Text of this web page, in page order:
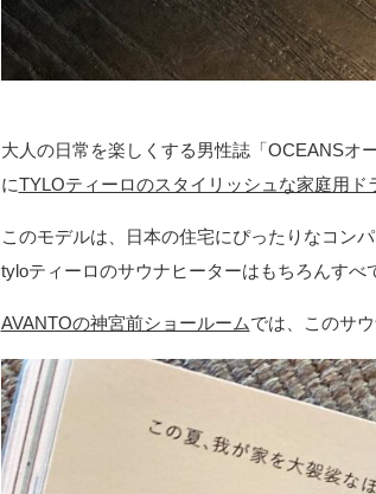
大人の日常を楽しくする男性誌「OCEANSオ
にTYLOティーロのスタイリッシュな家庭用
このモデルは、日本の住宅にぴったりなコンパ
tyloティーロのサウナヒーターはもちろんすべ
AVANTOの神宮前ショールームでは、このサ